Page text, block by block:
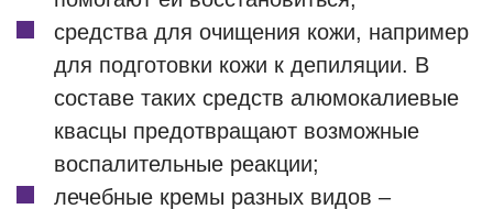
средства для очищения кожи, например
для подготовки кожи к депиляции. В
составе таких средств алюмокалиевые
квасцы предотвращают возможные
воспалительные реакции;
лечебные кремы разных видов –